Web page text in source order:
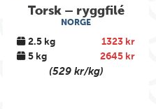
Torsk – ryggfilé
NORGE
2.5 kg
1323 kr
5 kg
2645 kr
(529 kr/kg)